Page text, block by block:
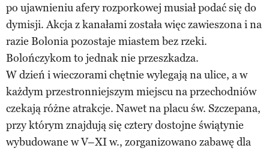
po ujawnieniu afery rozporkowej musiał podać się do
dymisji. Akcja z kanałami została więc zawieszona i na
razie Bolonia pozostaje miastem bez rzeki.
Bolończykom to jednak nie przeszkadza.
W dzień i wieczorami chętnie wylegają na ulice, a w
każdym przestronniejszym miejscu na przechodniów
czekają różne atrakcje. Nawet na placu św. Szczepana,
przy którym znajdują się cztery dostojne świątynie
wybudowane w V–XI w., zorganizowano zabawę dla